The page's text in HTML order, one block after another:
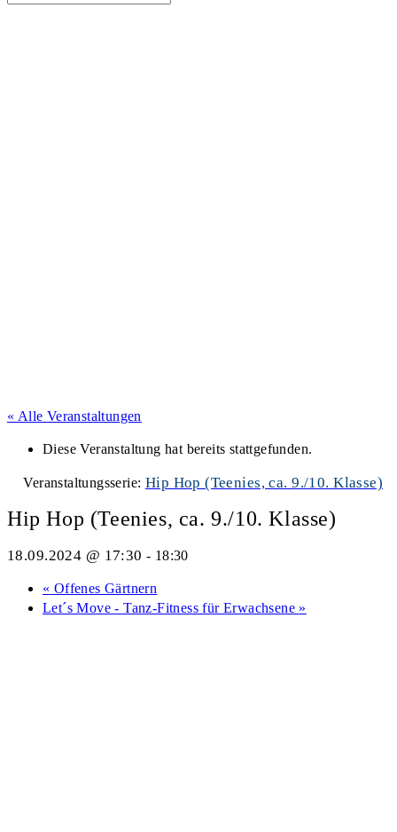
« Alle Veranstaltungen
Diese Veranstaltung hat bereits stattgefunden.
Veranstaltungsserie: Hip Hop (Teenies, ca. 9./10. Klasse)
Hip Hop (Teenies, ca. 9./10. Klasse)
18.09.2024 @ 17:30 - 18:30
« Offenes Gärtnern
Let´s Move - Tanz-Fitness für Erwachsene »